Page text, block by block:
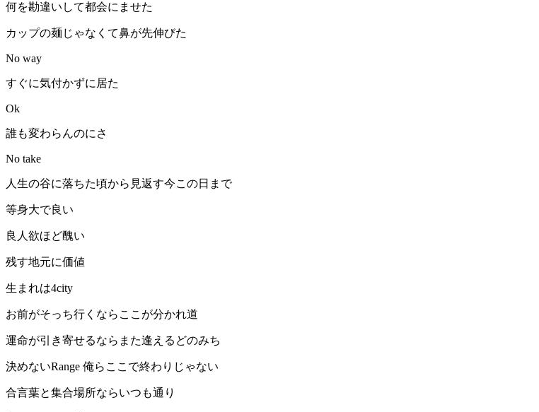
何を勘違いして都会にませた
カップの麺じゃなくて鼻が先伸びた
No way
すぐに気付かずに居た
Ok
誰も変わらんのにさ
No take
人生の谷に落ちた頃から見返す今この日まで
等身大で良い
良人欲ほど醜い
残す地元に価値
生まれは4city
お前がそっち行くならここが分かれ道
運命が引き寄せるならまた逢えるどのみち
決めないRange 俺らここで終わりじゃない
合言葉と集合場所ならいつも通り